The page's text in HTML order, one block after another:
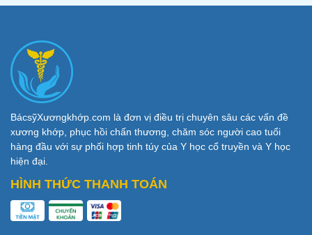
BácsỹXươngkhớp.com là đơn vị điều trị chuyên sâu các vấn đề
xương khớp, phục hồi chấn thương, chăm sóc người cao tuổi
hàng đầu với sự phối hợp tinh túy của Y học cổ truyền và Y học
hiện đại.
HÌNH THỨC THANH TOÁN